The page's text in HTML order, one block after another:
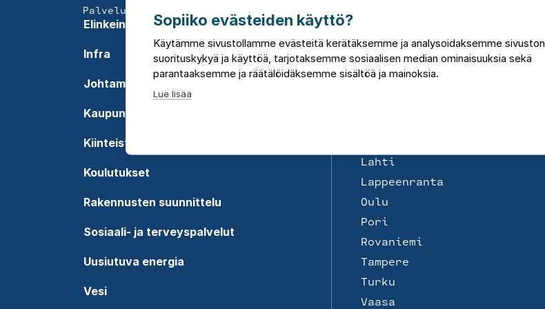
Palvelumme
Elinkeinot ja aluekehitys
Infra
Johtaminen
Kaupunkisuunnittelu
Kiinteistöjohtaminen
Koulutukset
Rakennusten suunnittelu
Sosiaali- ja terveyspalvelut
Uusiutuva energia
Vesi
Helsinki
Joensuu
Jyväskylä
Lahti
Lappeenranta
Oulu
Pori
Rovaniemi
Tampere
Turku
Vaasa
Sopiiko evästeiden käyttö?
Käytämme sivustollamme evästeitä kerätäksemme ja analysoidaksemme sivuston
suorituskykyä ja käyttöä, tarjotaksemme sosiaalisen median ominaisuuksia sekä
parantaaksemme ja räätälöidäksemme sisältöä ja mainoksia.
Lue lisää